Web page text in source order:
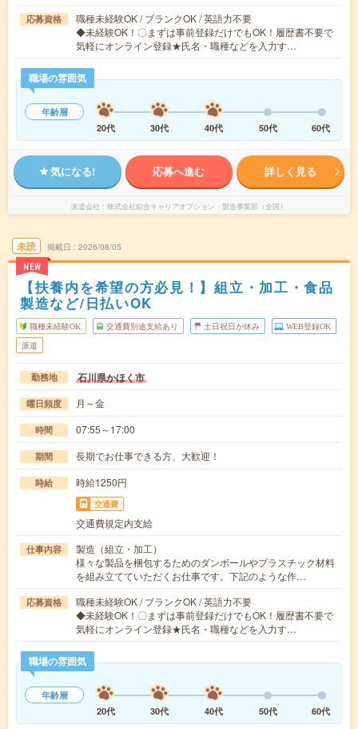
応募資格
職種未経験OK / ブランクOK / 英語力不要
◆未経験OK！〇まずは事前登録だけでもOK！履歴書不要で
気軽にオンライン登録★氏名・職種などを入力す…
職場の雰囲気
年齢層
20代
30代 40代 50代 60代
気になる! 応募へ進む 詳しく見る
派遣会社 株式会社綜合キャリアオプション 製造事業部（全国）
未読
NEW
掲載日 2026/08/05
【扶養内を希望の方必見！】組立・加工・食品
製造など/日払いOK
職種未経験OK 交通費別途支給あり 土日祝日が休み WEB登録OK
派遣
勤務地 石川県かほく市
曜日頻度 月～金
時間 07:55～17:00
期間 長期でお仕事できる方、大歓迎！
時給 時給1250円
交通費
交通費規定内支給
仕事内容
製造（組立・加工）
様々な製品を梱包するためのダンボールやプラスチック材料
を組み立てていただくお仕事です。下記のような作…
応募資格
職種未経験OK / ブランクOK / 英語力不要
◆未経験OK！〇まずは事前登録だけでもOK！履歴書不要で
気軽にオンライン登録★氏名・職種などを入力す…
職場の雰囲気
年齢層
20代
30代 40代 50代 60代